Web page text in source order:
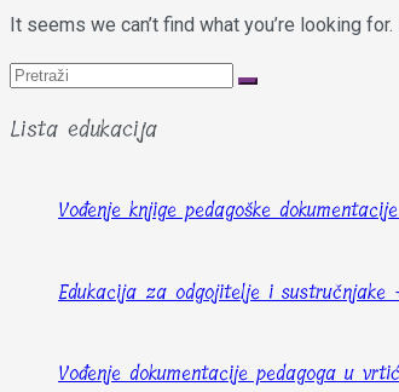
It seems we can’t find what you’re looking
Lista edukacija
Vođenje knjige pedagoške
Edukacija za odgojitelje i
Vođenje dokumentacije pedagoga u